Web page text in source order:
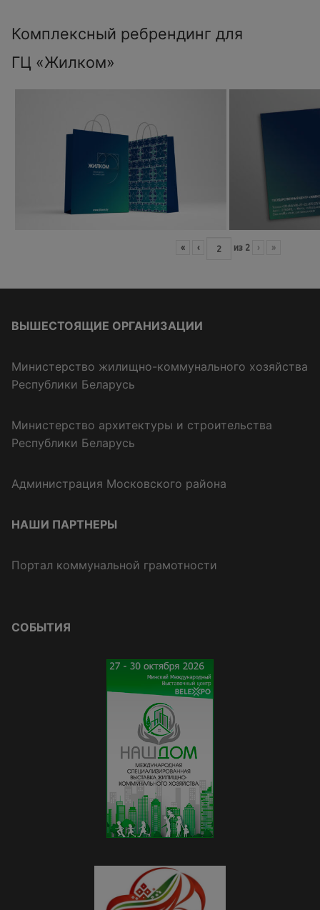
Комплексный ребрендинг для
ГЦ «Жилком»
« ‹ из 2 › »
ВЫШЕСТОЯЩИЕ ОРГАНИЗАЦИИ
Министерство жилищно-коммунального хозяйства
Республики Беларусь
Министерство архитектуры и строительства
Республики Беларусь
Администрация Московского района
НАШИ ПАРТНЕРЫ
Портал коммунальной грамотности
СОБЫТИЯ